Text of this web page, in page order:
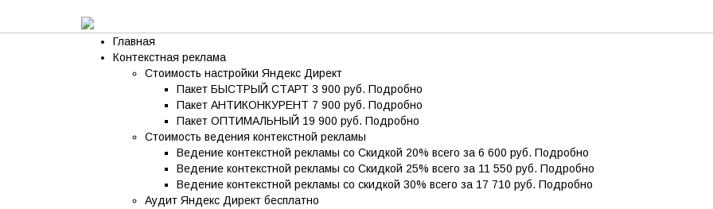
Главная
Контекстная реклама
Стоимость настройки Яндекс Директ
Пакет БЫСТРЫЙ СТАРТ 3 900 руб. Подробно
Пакет АНТИКОНКУРЕНТ 7 900 руб. Подробно
Пакет ОПТИМАЛЬНЫЙ 19 900 руб. Подробно
Стоимость ведения контекстной рекламы
Ведение контекстной рекламы со Скидкой 20% всего за 6 600 руб. Подробно
Ведение контекстной рекламы со Скидкой 25% всего за 11 550 руб. Подробно
Ведение контекстной рекламы со скидкой 30% всего за 17 710 руб. Подробно
Аудит Яндекс Директ бесплатно